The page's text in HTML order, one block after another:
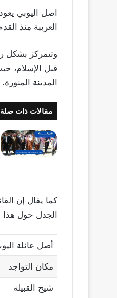
اصل اليوبي ي
العربية منذ
وتتمركز بشكل
قبل الإسلام،
المدينة المنورة.
مقالات ذات صلة
كما يقال إن
الجدل حول هذا
أصل عائلة
مكان التواجد
شيخ القبيلة